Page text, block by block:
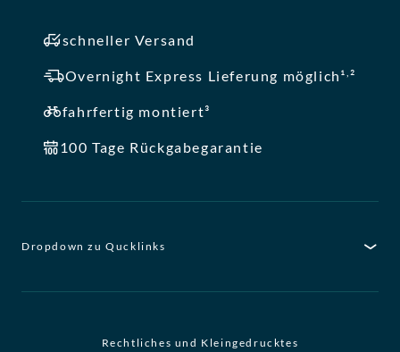
schneller Versand
Overnight Express Lieferung möglich¹,²
fahrfertig montiert³
100 Tage Rückgabegarantie
Dropdown zu Qucklinks
Rechtliches und Kleingedrucktes